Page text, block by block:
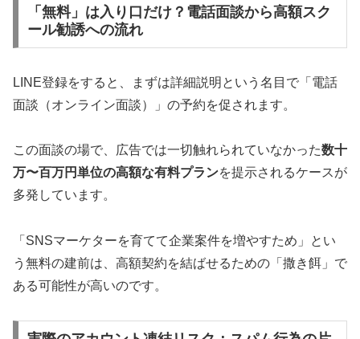
「無料」は入り口だけ？電話面談から高額スク
ール勧誘への流れ
LINE登録をすると、まずは詳細説明という名目で「電話
面談（オンライン面談）」の予約を促されます。
この面談の場で、広告では一切触れられていなかった数十
万〜百万円単位の高額な有料プランを提示されるケースが
多発しています。
「SNSマーケターを育てて企業案件を増やすため」とい
う無料の建前は、高額契約を結ばせるための「撒き餌」で
ある可能性が高いのです。